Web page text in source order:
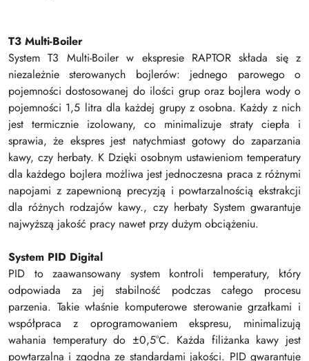
T3 Multi-Boiler
System T3 Multi-Boiler w ekspresie RAPTOR składa się z
niezależnie sterowanych bojlerów: jednego parowego o
pojemności dostosowanej do ilości grup oraz bojlera wody o
pojemności 1,5 litra dla każdej grupy z osobna. Każdy z nich
jest termicznie izolowany, co minimalizuje straty ciepła i
sprawia, że ekspres jest natychmiast gotowy do zaparzania
kawy, czy herbaty. K Dzięki osobnym ustawieniom temperatury
dla każdego bojlera możliwa jest jednoczesna praca z różnymi
napojami z zapewnioną precyzją i powtarzalnością ekstrakcji
dla różnych rodzajów kawy., czy herbaty System gwarantuje
najwyższą jakość pracy nawet przy dużym obciążeniu.
System PID Digital
PID to zaawansowany system kontroli temperatury, który
odpowiada za jej stabilność podczas całego procesu
parzenia. Takie właśnie komputerowe sterowanie grzałkami i
współpraca z oprogramowaniem ekspresu, minimalizują
wahania temperatury do ±0,5°C. Każda filiżanka kawy jest
powtarzalna i zgodna ze standardami jakości. PID gwarantuje